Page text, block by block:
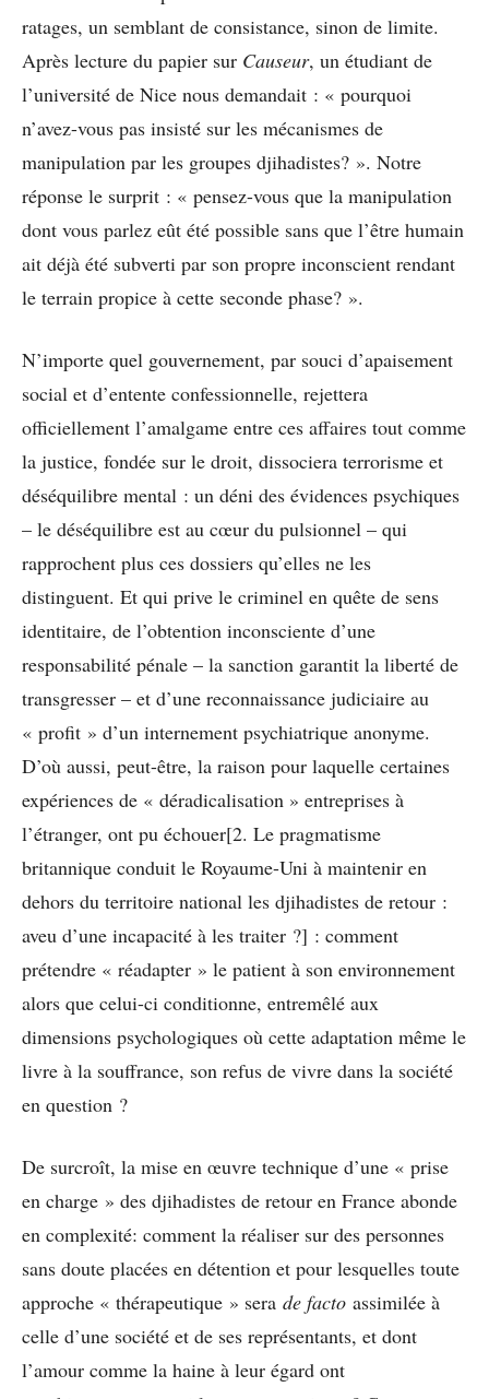
ratages, un semblant de consistance, sinon de limite.
Après lecture du papier sur Causeur, un étudiant de
l’université de Nice nous demandait : « pourquoi
n’avez-vous pas insisté sur les mécanismes de
manipulation par les groupes djihadistes? ». Notre
réponse le surprit : « pensez-vous que la manipulation
dont vous parlez eût été possible sans que l’être humain
ait déjà été subverti par son propre inconscient rendant
le terrain propice à cette seconde phase? ».
N’importe quel gouvernement, par souci d’apaisement
social et d’entente confessionnelle, rejettera
officiellement l’amalgame entre ces affaires tout comme
la justice, fondée sur le droit, dissociera terrorisme et
déséquilibre mental : un déni des évidences psychiques
– le déséquilibre est au cœur du pulsionnel – qui
rapprochent plus ces dossiers qu’elles ne les
distinguent. Et qui prive le criminel en quête de sens
identitaire, de l’obtention inconsciente d’une
responsabilité pénale – la sanction garantit la liberté de
transgresser – et d’une reconnaissance judiciaire au
« profit » d’un internement psychiatrique anonyme.
D’où aussi, peut-être, la raison pour laquelle certaines
expériences de « déradicalisation » entreprises à
l’étranger, ont pu échouer[2. Le pragmatisme
britannique conduit le Royaume-Uni à maintenir en
dehors du territoire national les djihadistes de retour :
aveu d’une incapacité à les traiter ?] : comment
prétendre « réadapter » le patient à son environnement
alors que celui-ci conditionne, entremêlé aux
dimensions psychologiques où cette adaptation même le
livre à la souffrance, son refus de vivre dans la société
en question ?
De surcroît, la mise en œuvre technique d’une « prise
en charge » des djihadistes de retour en France abonde
en complexité: comment la réaliser sur des personnes
sans doute placées en détention et pour lesquelles toute
approche « thérapeutique » sera de facto assimilée à
celle d’une société et de ses représentants, et dont
l’amour comme la haine à leur égard ont